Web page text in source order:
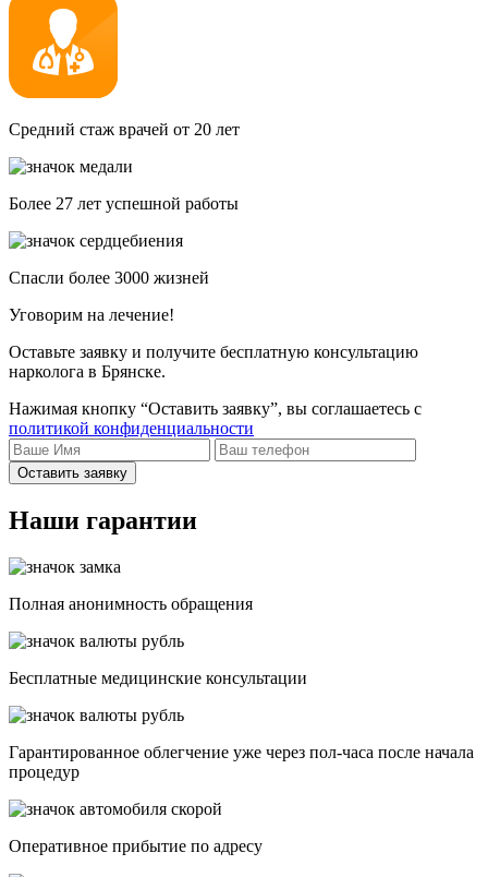
Средний стаж врачей от 20 лет
Более 27 лет успешной работы
Спасли более 3000 жизней
Уговорим на лечение!
Оставьте заявку и получите бесплатную консультацию
нарколога в Брянске.
Нажимая кнопку “Оставить заявку”, вы соглашаетесь с
политикой конфиденциальности
Оставить заявку
Наши гарантии
Полная анонимность обращения
Бесплатные медицинские консультации
Гарантированное облегчение уже через пол-часа после начала
процедур
Опеpативное прибытие по адресу